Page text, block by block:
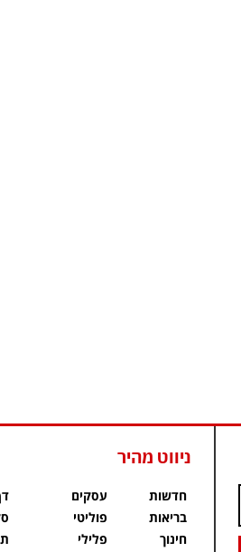
ניווט מהיר
חדשות
בריאות
חינוך
עסקים
פוליטי
פלילי